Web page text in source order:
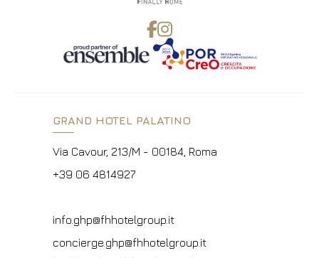
GRAND HOTEL PALATINO
Via Cavour, 213/M - 00184, Roma
+39 06 4814927
info.ghp@fhhotelgroup.it
concierge.ghp@fhhotelgroup.it